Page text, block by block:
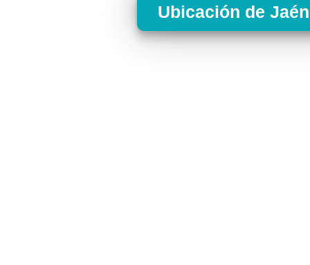
Ubicación de